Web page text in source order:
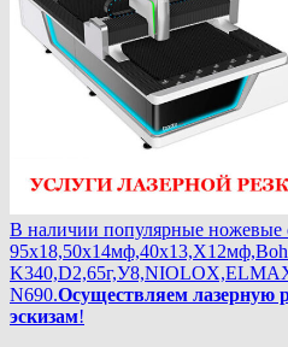
В наличии популярные ножевые
N690.Осуществляем лазерную
эскизам!